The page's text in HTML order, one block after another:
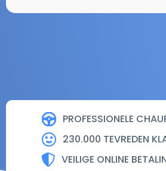
PROFESSIONELE
230.000 TEVREDEN
VEILIGE ONLINE